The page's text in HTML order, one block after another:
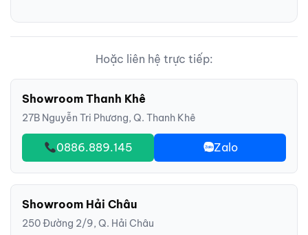
Hoặc liên hệ trực tiếp:
Showroom Thanh Khê
27B Nguyễn Tri Phương, Q. Thanh Khê
0886.889.145 Zalo
Showroom Hải Châu
250 Đường 2/9, Q. Hải Châu